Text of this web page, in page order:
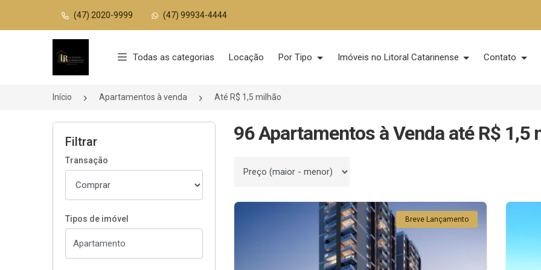
(47) 2020-9999 (47) 99934-4444
Página inicial
Todas as categorias Locação Por Tipo Imóveis no Litoral Catarinense Contato
Início Apartamentos à venda Até R$ 1,5 milhão
Filtrar
Transação
Tipos de imóvel
96 Apartamentos à Venda até R$ 1,5
Ordenar por
Breve Lançamento